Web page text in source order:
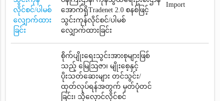
လိုင်စင်/ပါမစ်
လျှောက်ထား
ခြင်း
အောက်ရှိTradenet 2.0 စနစ်ဖြင့်
သွင်းကုန်လိုင်စင်/ပါမစ်
လျှောက်ထားခြင်း
Import
စိုက်ပျိုးရေးသွင်းအားစုများဖြစ်
သည့် မြေဩဇာ၊ မျိုးစေ့နှင့်
ပိုးသတ်ဆေးများ တင်သွင်း/
ထုတ်လုပ်ရန်အတွက် မှတ်ပုံတင်
ခြင်း၊ သိုလှောင်လိုင်စင်